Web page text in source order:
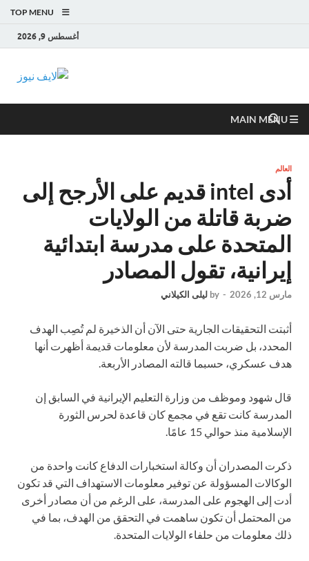
TOP MENU
أغسطس 9, 2026
لايف
نيوز
لحظة بلحظة من
والعالم
MAIN MENU
العالم
أدى intel قديم على الأرجح إلى
ضربة قاتلة من الولايات
المتحدة على مدرسة ابتدائية
إيرانية، تقول المصادر
مارس 12, 2026 -
by ليلى الكيلاني
أثبتت التحقيقات الجارية حتى الآن أن الذخيرة لم تُصِب الهدف
المحدد، بل ضربت المدرسة لأن معلومات قديمة أظهرت أنها
هدف عسكري، حسبما قالته المصادر الأربعة.
قال شهود وموظف من وزارة التعليم الإيرانية في السابق إن
المدرسة كانت تقع في مجمع كان قاعدة لحرس الثورة
الإسلامية منذ حوالي 15 عامًا.
ذكرت المصدران أن وكالة استخبارات الدفاع كانت واحدة من
الوكالات المسؤولة عن توفير معلومات الاستهداف التي قد تكون
أدت إلى الهجوم على المدرسة، على الرغم من أن مصادر أخرى
من المحتمل أن تكون ساهمت في التحقق من الهدف، بما في
ذلك معلومات من حلفاء الولايات المتحدة.